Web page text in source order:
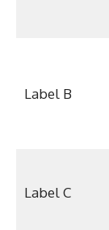
Label B
Label C